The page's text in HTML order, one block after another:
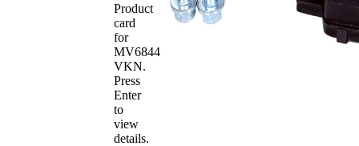
Product
card
for
MV6844
VKN.
Press
Enter
to
view
details.